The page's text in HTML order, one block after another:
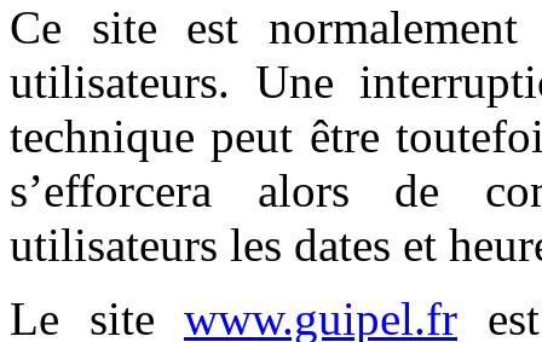
Ce site est
utilisateurs. Une
technique peut être
s’efforcera alors de
utilisateurs les dates et
Le site www.guipel.fr